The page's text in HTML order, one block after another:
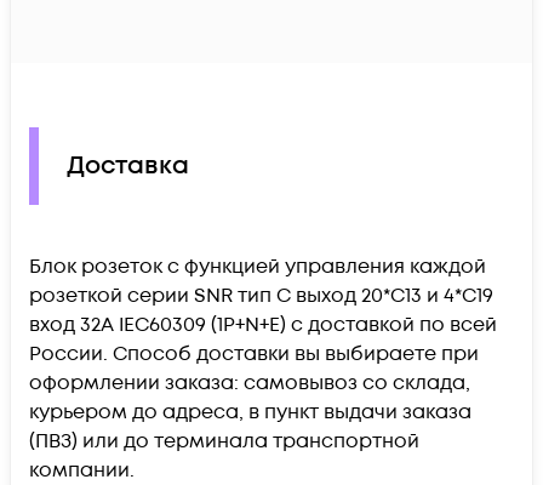
Доставка
Блок розеток с функцией управления каждой
розеткой серии SNR тип C выход 20*C13 и 4*C19
вход 32A IEC60309 (1P+N+E) c доставкой по всей
России. Способ доставки вы выбираете при
оформлении заказа: самовывоз со склада,
курьером до адреса, в пункт выдачи заказа
(ПВЗ) или до терминала транспортной
компании.